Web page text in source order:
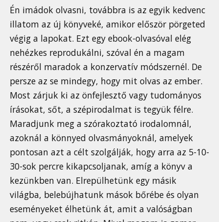
Én imádok olvasni, továbbra is az egyik kedvenc
illatom az új könyveké, amikor először pörgeted
végig a lapokat. Ezt egy ebook-olvasóval elég
nehézkes reprodukálni, szóval én a magam
részéről maradok a konzervatív módszernél. De
persze az se mindegy, hogy mit olvas az ember.
Most zárjuk ki az önfejlesztő vagy tudományos
írásokat, sőt, a szépirodalmat is tegyük félre.
Maradjunk meg a szórakoztató irodalomnál,
azoknál a könnyed olvasmányoknál, amelyek
pontosan azt a célt szolgálják, hogy arra az 5-10-
30-sok percre kikapcsoljanak, amíg a könyv a
kezünkben van. Elrepülhetünk egy másik
világba, belebújhatunk mások bőrébe és olyan
eseményeket élhetünk át, amit a valóságban